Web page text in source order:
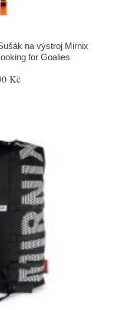
na výstroj Mirnix
for Goalies
Kč